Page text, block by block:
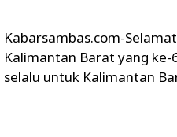
Kabarsambas.com-
Kalimantan Barat yang
selalu untuk Kalimantan